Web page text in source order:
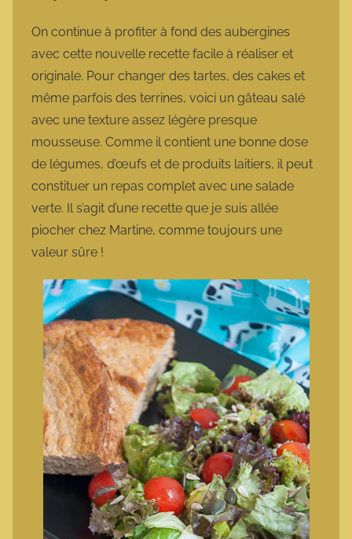
o
t
t
e
On continue à profiter à fond des aubergines
avec cette nouvelle recette facile à réaliser et
originale. Pour changer des tartes, des cakes et
même parfois des terrines, voici un gâteau salé
avec une texture assez légère presque
mousseuse. Comme il contient une bonne dose
de légumes, d’œufs et de produits laitiers, il peut
constituer un repas complet avec une salade
verte. Il s’agit d’une recette que je suis allée
piocher chez Martine, comme toujours une
valeur sûre !